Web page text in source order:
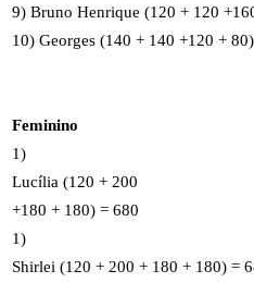
9) Bruno Henrique (120 + 120
10) Georges (140 + 140 +120 +
Feminino
1)
Lucília (120 + 200
+180 + 180) = 680
1)
Shirlei (120 + 200 + 180 + 180) =